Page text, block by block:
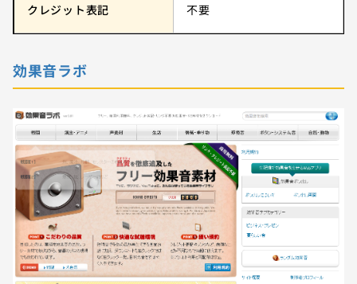
クレジット表記 不要
効果音ラボ